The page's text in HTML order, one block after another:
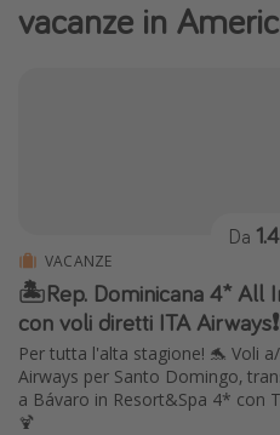
vacanze in
VACANZE
🏝️Rep. Dominicana 4* All
con voli diretti ITA Airways❗️
Per tutta l'alta stagione! 🐬 Voli
Airways per Santo Domingo,
a Bávaro in Resort&Spa 4* con
🍹
Da